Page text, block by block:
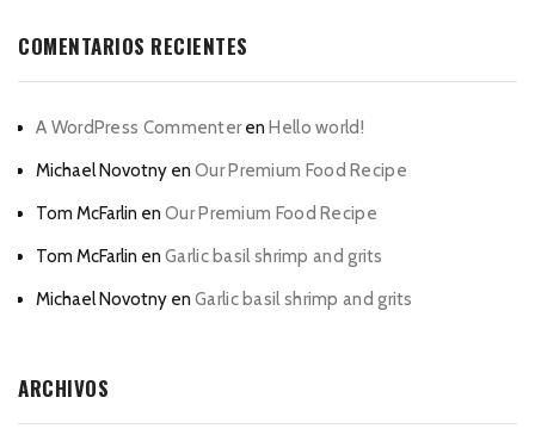
COMENTARIOS RECIENTES
A WordPress CommenterenHello world!
Michael Novotny en Our Premium Food Recipe
Tom McFarlin en Our Premium Food Recipe
Tom McFarlin en Garlic basil shrimp and grits
Michael Novotny en Garlic basil shrimp and grits
ARCHIVOS